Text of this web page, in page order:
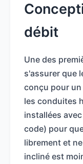
débit
Une des
s'assurer que
conçu pour
les conduites
installées
code) pour
librement et
incliné est